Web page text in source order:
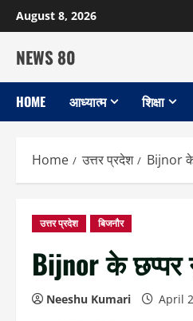
Skip
to
content
August 8, 2026
NEWS 80
HOME आध्यात्म शिक्षा
Home उत्तर प्रदेश Bijnor के
उत्तर प्रदेश बिजनौर
Bijnor के छप्पर
Neeshu Kumari April